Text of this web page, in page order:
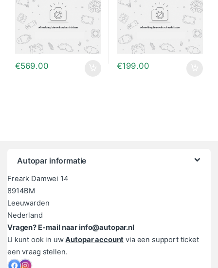
€569.00 €199.00
Autopar informatie
Freark Damwei 14
8914BM
Leeuwarden
Nederland
Vragen? E-mail naar info@autopar.nl
U kunt ook in uwAutopar account via een support ticket
een vraag stellen.